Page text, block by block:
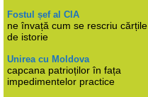
Fostul șef al CIA
ne învață cum se rescriu cărțile
de istorie
Unirea cu Moldova
capcana patrioților în fața
impedimentelor practice